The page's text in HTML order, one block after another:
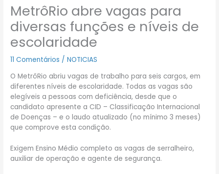
MetrôRio abre vagas para
diversas funções e níveis de
escolaridade
11 Comentários /NOTICIAS
O MetrôRio abriu vagas de trabalho para seis cargos, em
diferentes níveis de escolaridade. Todas as vagas são
elegíveis a pessoas com deficiência, desde que o
candidato apresente a CID – Classificação Internacional
de Doenças – e o laudo atualizado (no mínimo 3 meses)
que comprove esta condição.
Exigem Ensino Médio completo as vagas de serralheiro,
auxiliar de operação e agente de segurança.